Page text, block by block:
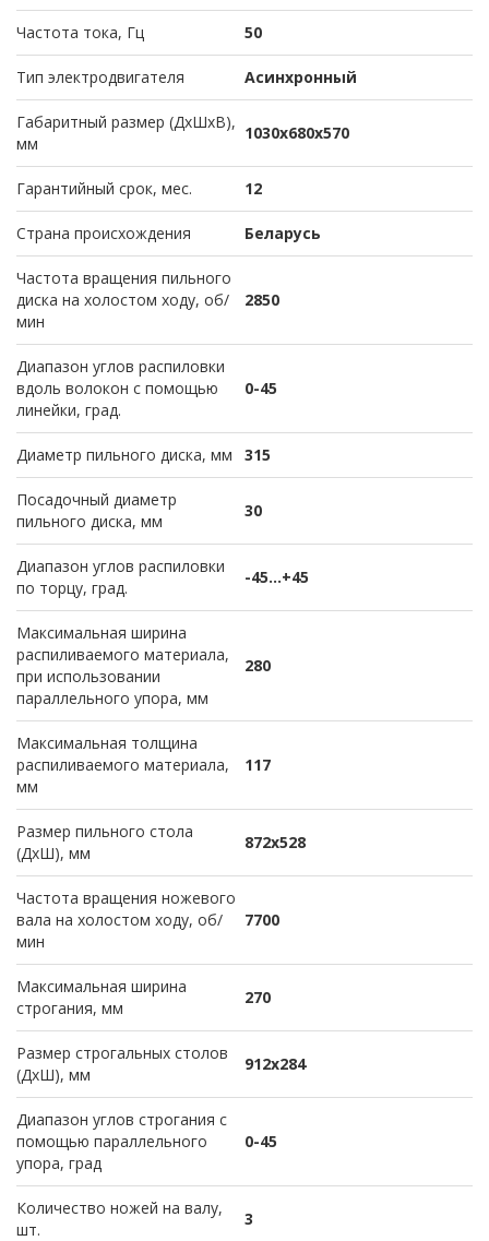
Частота тока, Гц 50
Тип электродвигателя Асинхронный
Габаритный размер (ДхШхВ),
мм
1030х680х570
Гарантийный срок, мес. 12
Страна происхождения Беларусь
Частота вращения пильного
диска на холостом ходу, об/
мин
2850
Диапазон углов распиловки
вдоль волокон с помощью
линейки, град.
0-45
Диаметр пильного диска, мм 315
Посадочный диаметр
пильного диска, мм
30
Диапазон углов распиловки
по торцу, град.
-45...+45
Максимальная ширина
распиливаемого материала,
при использовании
параллельного упора, мм
280
Максимальная толщина
распиливаемого материала,
мм
117
Размер пильного стола
(ДхШ), мм
872х528
Частота вращения ножевого
вала на холостом ходу, об/
мин
7700
Максимальная ширина
строгания, мм
270
Размер строгальных столов
(ДхШ), мм
912х284
Диапазон углов строгания с
помощью параллельного
упора, град
0-45
Количество ножей на валу,
шт.
3